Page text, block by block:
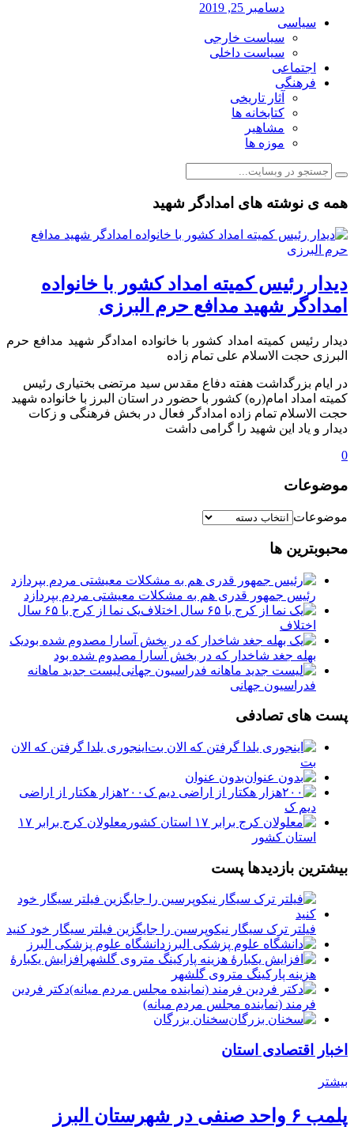
دسامبر 25, 2019
سیاسی
سیاست خارجی
سیاست داخلی
اجتماعی
فرهنگی
آثار تاریخی
کتابخانه ها
مشاهیر
موزه ها
همه ی نوشته های امدادگر شهید
️دیدار رئیس کمیته امداد کشور با خانواده
امدادگر شهید مدافع حرم البرزی
️دیدار رئیس کمیته امداد کشور با خانواده امدادگر شهید مدافع حرم
البرزی حجت الاسلام علی تمام زاده
در ایام بزرگداشت هفته دفاع مقدس سید مرتضی بختیاری رئیس
کمیته امداد امام(ره) کشور با حضور در استان البرز با خانواده شهید
حجت الاسلام تمام زاده امدادگر فعال در بخش فرهنگی و زکات
دیدار و یاد این شهید را گرامی داشت
0
موضوعات
موضوعات
محبوبترین ها
رئیس جمهور قدری هم به مشکلات معیشتی مردم بپردازد
یک نما از کرج با ۶۵ سال
اختلاف
یک
بهله جغد شاخدار که در بخش آسارا مصدوم شده بود
لیست جدید ماهانه
فدراسیون جهانی
پست های تصادفی
‏اینجوری یلدا گرفتن که الان
بت
بدون عنوان
۲۰۰هزار هکتار از اراضی
دیم ک
معلولان کرج برابر ۱۷
استان کشور
بیشترین بازدیدها پست
فیلتر ترک سیگار نیکوپرسین را جایگزین فیلتر سیگار خود کنید
دانشگاه علوم پزشکی البرز
افزایش یکبارۀ
هزینه پارکینگ متروی گلشهر
دكتر فردين
فرمند (نماينده مجلس مردم میانه)
سخنان بزرگان
اخبار اقتصادی استان
بیشتر
پلمب ۶ واحد صنفی در شهرستان البرز